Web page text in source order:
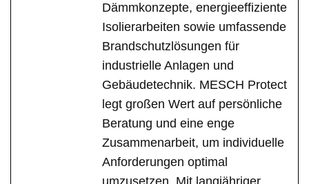
Dämmkonzepte, energieeffiziente
Isolierarbeiten sowie umfassende
Brandschutzlösungen für
industrielle Anlagen und
Gebäudetechnik. MESCH Protect
legt großen Wert auf persönliche
Beratung und eine enge
Zusammenarbeit, um individuelle
Anforderungen optimal